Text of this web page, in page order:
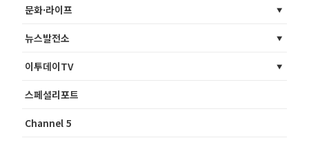
문화·라이프
뉴스발전소
이투데이TV
스페셜리포트
Channel 5